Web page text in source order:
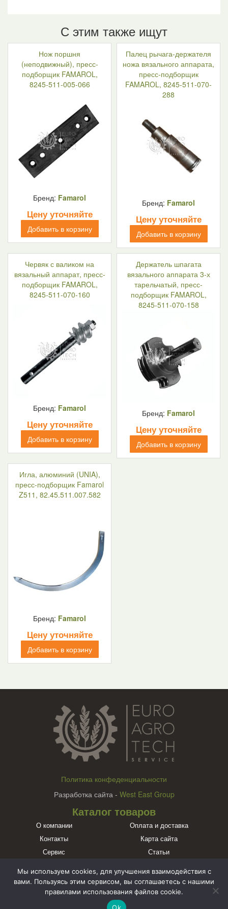
С этим также ищут
Нож поршня
(неподвижный), пресс-
подборщик FAMAROL,
8245-511-005-066
Бренд: Famarol
Цену уточняйте
Добавить в корзину
Палец рычага-держателя
ножа вязального аппарата,
пресс-подборщик
FAMAROL, 8245-511-070-
288
Бренд: Famarol
Цену уточняйте
Добавить в корзину
Червяк с валиком на
вязальный аппарат, пресс-
подборщик FAMAROL,
8245-511-070-160
Бренд: Famarol
Цену уточняйте
Добавить в корзину
Держатель шпагата
вязального аппарата 3-х
тарельчатый, пресс-
подборщик FAMAROL,
8245-511-070-158
Бренд: Famarol
Цену уточняйте
Добавить в корзину
Игла, алюминий (UNIA),
пресс-подборщик Famarol
Z511, 82.45.511.007.582
Бренд: Famarol
Цену уточняйте
Добавить в корзину
Политика конфеденциальности
Разработка сайта - West East Group
Каталог товаров
О компании
Оплата и доставка
Контакты
Карта сайта
Сервис
Статьи
Познакомьтесь с нами в социальных сетях
Мы используем cookies, для улучшения взаимодействия с
вами. Пользуясь этим сервисом, вы соглашаетесь с нашими
правилами использования файлов cookie.
Ok